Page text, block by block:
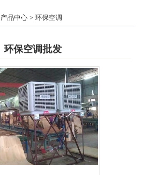
产品中心 > 环保空调
环保空调批发